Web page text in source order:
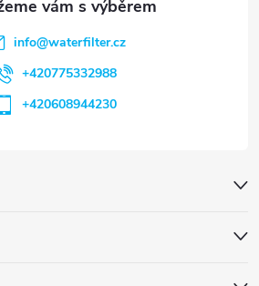
info@waterfilter.cz
+420775332988
+420608944230